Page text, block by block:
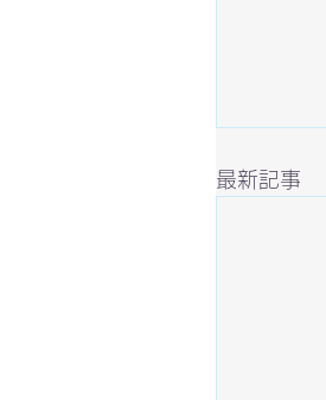
最新記事